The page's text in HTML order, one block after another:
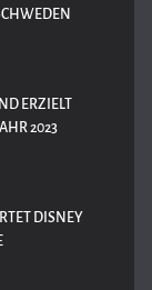
ERZIELT
2023
DISNEY